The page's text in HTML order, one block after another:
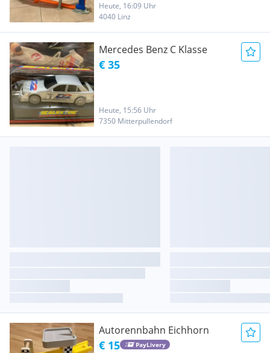
Heute, 16:09 Uhr
4040 Linz
Mercedes Benz C Klasse
€ 35
Heute, 15:56 Uhr
7350 Mitterpullendorf
Autorennbahn Eichhorn
€ 15 PayLivery